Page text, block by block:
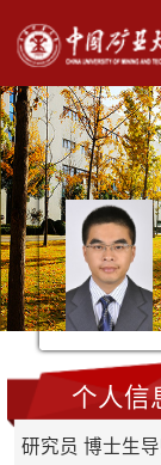
个人信
研究员 博士生